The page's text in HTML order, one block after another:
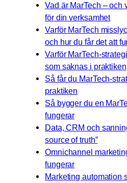
Vad är MarTech – och
för din verksamhet
Varför MarTech
och hur du får det att
Varför MarTech-
som saknas i praktiken
Så får du MarTech-
praktiken
Så bygger du en
fungerar
Data, CRM och
source of truth”
Omnichannel
fungerar
Marketing automation